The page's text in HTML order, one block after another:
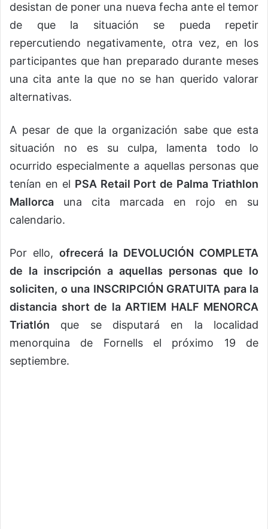
desistan de poner una nueva fecha ante el temor
de que la situación se pueda repetir
repercutiendo negativamente, otra vez, en los
participantes que han preparado durante meses
una cita ante la que no se han querido valorar
alternativas.
A pesar de que la organización sabe que esta
situación no es su culpa, lamenta todo lo
ocurrido especialmente a aquellas personas que
tenían en el PSA Retail Port de Palma Triathlon
Mallorca una cita marcada en rojo en su
calendario.
Por ello, ofrecerá la DEVOLUCIÓN COMPLETA
de la inscripción a aquellas personas que lo
soliciten, o una INSCRIPCIÓN GRATUITA para la
distancia short de la ARTIEM HALF MENORCA
Triatlón que se disputará en la localidad
menorquina de Fornells el próximo 19 de
septiembre.